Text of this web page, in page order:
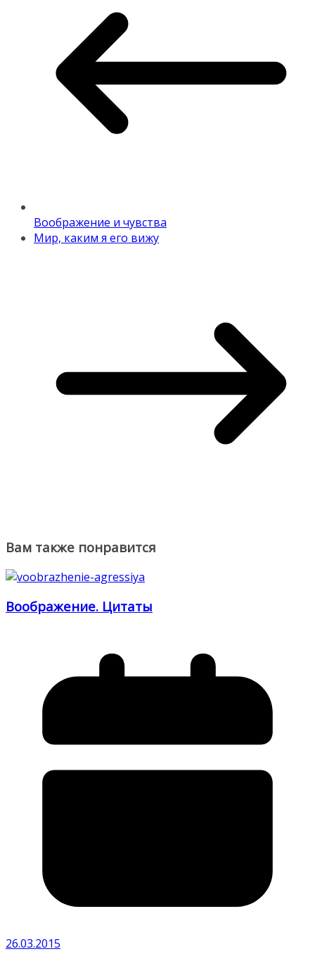
Воображение и чувства
Мир, каким я его вижу
Вам также понравится
Воображение. Цитаты
26.03.2015